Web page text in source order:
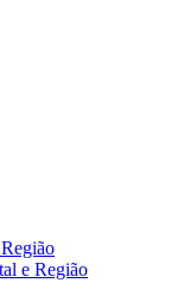
e Região